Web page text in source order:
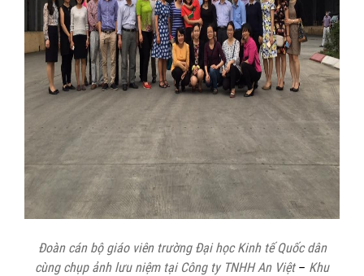
Đoàn cán bộ giáo viên trường Đại học Kinh tế Quốc dân
cùng chụp ảnh lưu niệm tại Công ty TNHH An Việt – Khu